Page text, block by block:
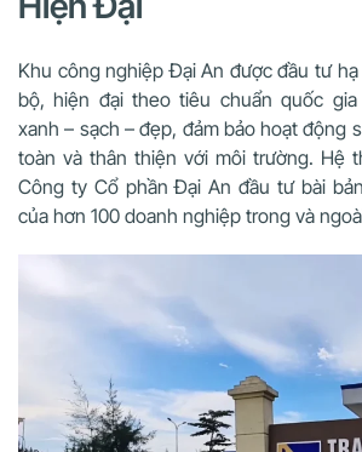
Khu công nghiệp Đại An được đầu tư
bộ, hiện đại theo tiêu chuẩn quốc
xanh – sạch – đẹp, đảm bảo hoạt động
toàn và thân thiện với môi trường. Hệ
Công ty Cổ phần Đại An đầu tư bài
của hơn 100 doanh nghiệp trong và